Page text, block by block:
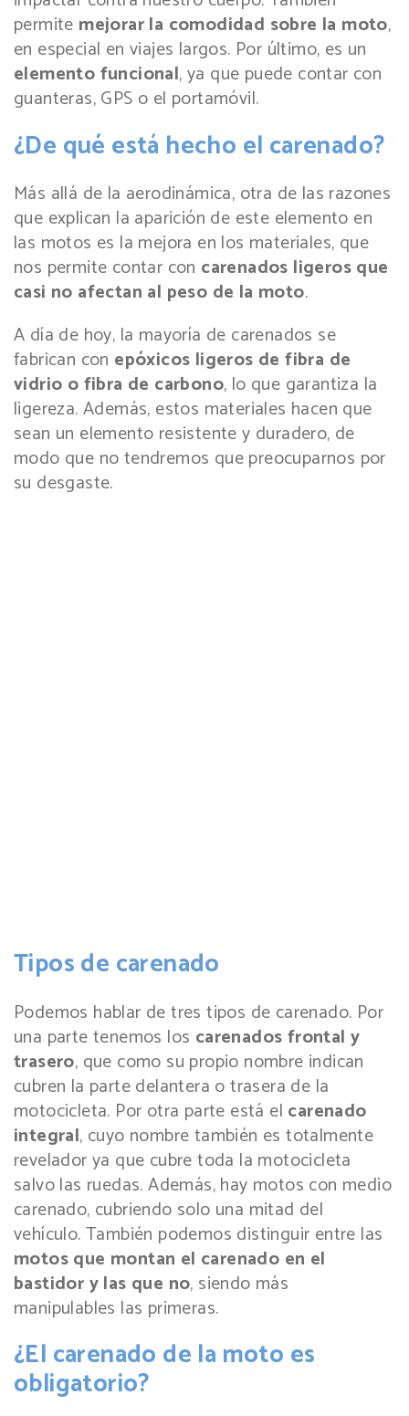
permite mejorar la comodidad sobre la moto,
en especial en viajes largos. Por último, es un
elemento funcional, ya que puede contar con
guanteras, GPS o el portamóvil.
¿De qué está hecho el carenado?
Más allá de la aerodinámica, otra de las razones
que explican la aparición de este elemento en
las motos es la mejora en los materiales, que
nos permite contar con carenados ligeros que
casi no afectan al peso de la moto.
A día de hoy, la mayoría de carenados se
fabrican con epóxicos ligeros de fibra de
vidrio o fibra de carbono, lo que garantiza la
ligereza. Además, estos materiales hacen que
sean un elemento resistente y duradero, de
modo que no tendremos que preocuparnos por
su desgaste.
Tipos de carenado
Podemos hablar de tres tipos de carenado. Por
una parte tenemos los carenados frontal y
trasero, que como su propio nombre indican
cubren la parte delantera o trasera de la
motocicleta. Por otra parte está el carenado
integral, cuyo nombre también es totalmente
revelador ya que cubre toda la motocicleta
salvo las ruedas. Además, hay motos con medio
carenado, cubriendo solo una mitad del
vehículo. También podemos distinguir entre las
motos que montan el carenado en el
bastidor y las que no, siendo más
manipulables las primeras.
¿El carenado de la moto es
obligatorio?